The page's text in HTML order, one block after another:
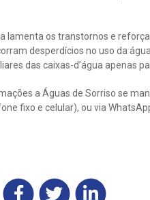
lamenta os transtornos e
desperdícios no uso da
das caixas-d’água apenas
a Águas de Sorriso se
fixo e celular), ou via